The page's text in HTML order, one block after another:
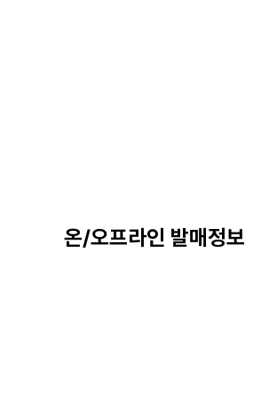
온/오프라인 발매정보